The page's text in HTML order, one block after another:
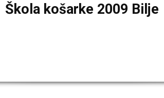
Škola košarke 2009 Bilje